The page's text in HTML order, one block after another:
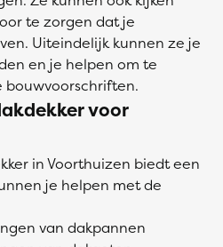
te zorgen dat je
Uiteindelijk kunnen ze je
en je helpen om te
bouwvoorschriften.
voor
in Voorthuizen biedt een
je helpen met de
van dakpannen